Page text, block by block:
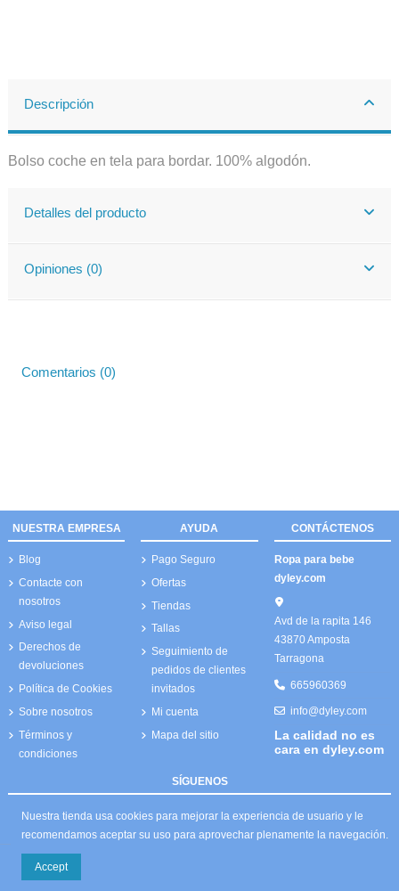
Descripción
Bolso coche en tela para bordar. 100% algodón.
Detalles del producto
Opiniones (0)
Comentarios (0)
NUESTRA EMPRESA
Blog
Contacte con
nosotros
Aviso legal
Derechos de
devoluciones
Política de Cookies
Sobre nosotros
Términos y
condiciones
AYUDA
Pago Seguro
Ofertas
Tiendas
Tallas
Seguimiento de
pedidos de clientes
invitados
Mi cuenta
Mapa del sitio
CONTÁCTENOS
Ropa para bebe
dyley.com
Avd de la rapita 146
43870 Amposta
Tarragona
665960369
info@dyley.com
La calidad no es
cara en dyley.com
SÍGUENOS
Nuestra tienda usa cookies para mejorar la experiencia de usuario y le
recomendamos aceptar su uso para aprovechar plenamente la navegación.
Accept